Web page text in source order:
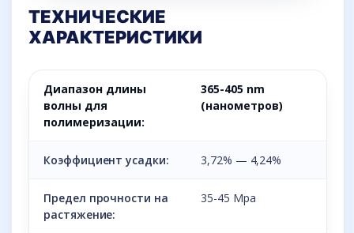
ТЕХНИЧЕСКИЕ
ХАРАКТЕРИСТИКИ
Диапазон длины
волны для
полимеризации:
365-405 nm
(нанометров)
Коэффициент усадки: 3,72% — 4,24%
Предел прочности на
растяжение:
35-45 Mpa